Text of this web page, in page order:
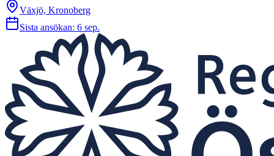
Växjö, Kronoberg
Sista ansökan: 6 sep.